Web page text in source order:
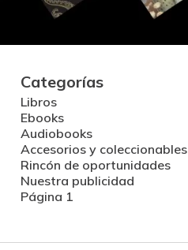
Categorías
Libros
Ebooks
Audiobooks
Accesorios y coleccionables
Rincón de oportunidades
Nuestra publicidad
Página 1